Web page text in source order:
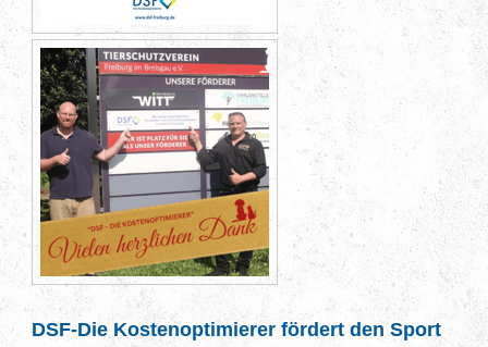
DSF-Die Kostenoptimierer fördert den Sport